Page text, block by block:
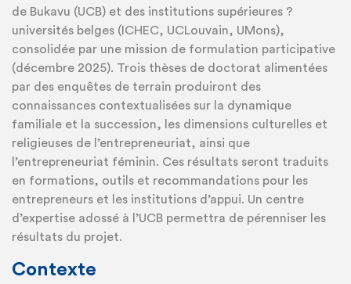
de Bukavu (UCB) et des institutions supérieures ?
universités belges (ICHEC, UCLouvain, UMons),
consolidée par une mission de formulation participative
(décembre 2025). Trois thèses de doctorat alimentées
par des enquêtes de terrain produiront des
connaissances contextualisées sur la dynamique
familiale et la succession, les dimensions culturelles et
religieuses de l’entrepreneuriat, ainsi que
l’entrepreneuriat féminin. Ces résultats seront traduits
en formations, outils et recommandations pour les
entrepreneurs et les institutions d’appui. Un centre
d’expertise adossé à l’UCB permettra de pérenniser les
résultats du projet.
Contexte